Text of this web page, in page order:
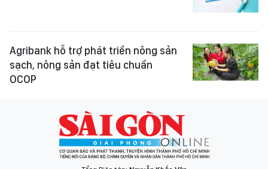
Agribank hỗ trợ phát triển nông sản
sạch, nông sản đạt tiêu chuẩn
OCOP